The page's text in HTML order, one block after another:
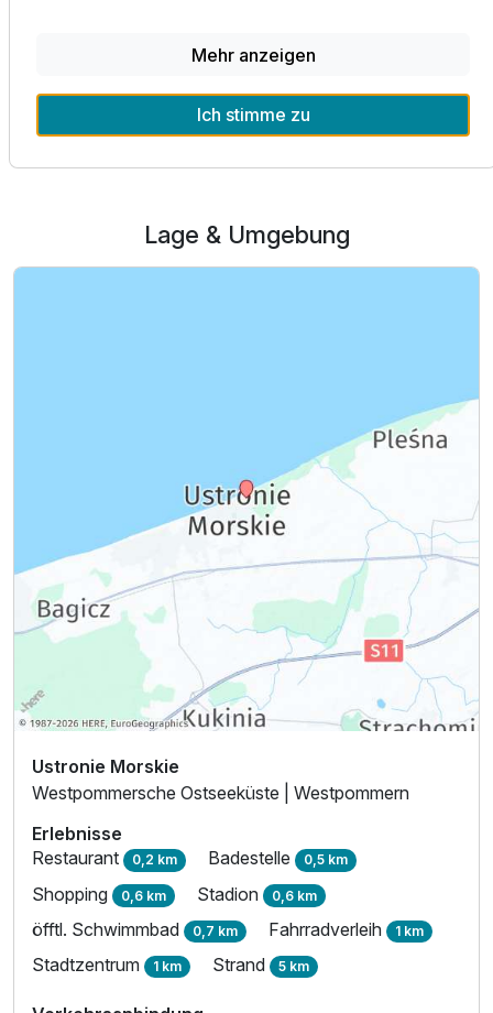
p.P. ab260,00 €
Alle Infos zum Bethel
Lage & Umgebung
Ustronie Morskie
Westpommersche Ostseeküste | Westpommern
Erlebnisse
Restaurant 0,2 km Badestelle 0,5 km
Shopping 0,6 km Stadion 0,6 km
öfftl. Schwimmbad 0,7 km Fahrradverleih 1 km
Stadtzentrum 1 km Strand 5 km
Mehr anzeigen
Ich stimme zu